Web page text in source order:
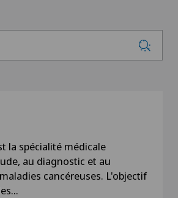
la spécialité médicale
au diagnostic et au
cancéreuses. L'objectif